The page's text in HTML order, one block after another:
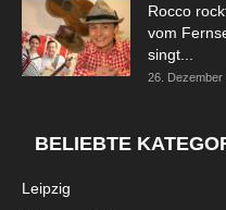
Rocco
vom
singt...
26. Dezember
BELIEBTE
Leipzig